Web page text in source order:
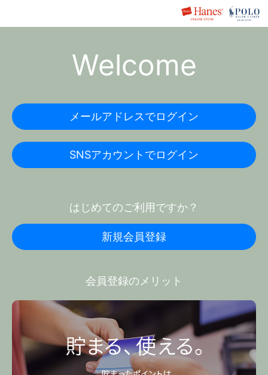
Welcome
メールアドレスでログイン
SNSアカウントでログイン
はじめてのご利用ですか？
新規会員登録
会員登録のメリット